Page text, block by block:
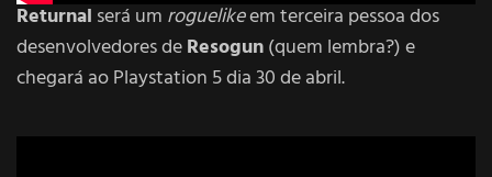
Returnal será um roguelikeem terceira pessoa dos
desenvolvedores deResogun(quem lembra?) e
chegará ao Playstation 5 dia 30 de abril.